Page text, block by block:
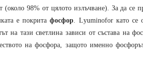
(около 98% от цялото излъчване). За да се
е покритафосфор. Lyuminofor като се
на тази светлина зависи от състава на
на фосфора, защото именно